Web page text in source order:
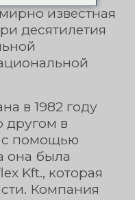
известная
десятилетия
в 1982 году
другом в
с помощью
она была
Kft., которая
Компания